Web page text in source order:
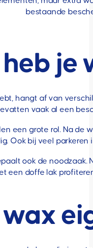
bestaande
je
hangt af van
vaak al een
een grote rol. Na de
Ook bij veel
ook de
een doffe lak